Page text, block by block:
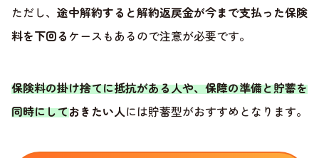
ただし、 途中解約すると解約返戻金が今まで支払った保険
料を下回る ケースもあるので注意が必要です。
保険料の掛け捨てに抵抗がある人や、保障の準備と貯蓄を
同時にしておきたい人には貯蓄型がおすすめとなります。